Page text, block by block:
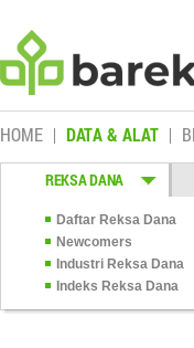
HOME DATA & ALAT
REKSA DANA
Daftar Reksa Dana
Newcomers
Industri Reksa Dana
Indeks Reksa Dana